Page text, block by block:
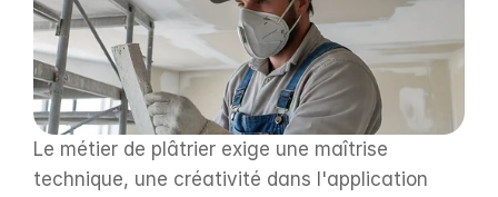
Le métier de plâtrier exige une maîtrise
technique, une créativité dans l'application